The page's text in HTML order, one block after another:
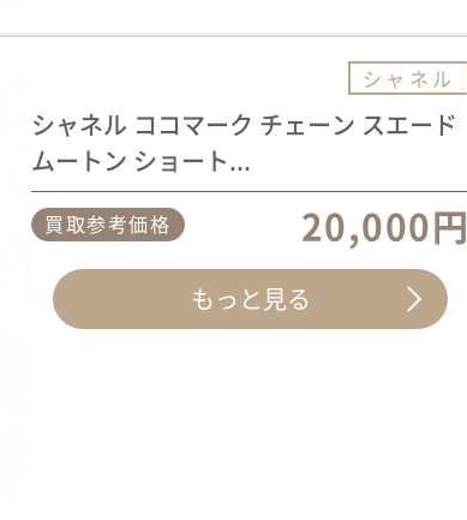
シャネル
シャネル ココマーク チェーン スエード
ムートン ショート...
買取参考価格 20,000円
もっと見る